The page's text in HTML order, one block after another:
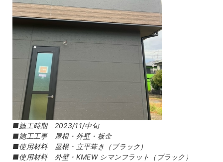
■施工時期 2023/11/中旬
■施工工事 屋根・外壁・板金
■使用材料 屋根・立平葺き（ブラック）
■使用材料 外壁・KMEW シマンフラット（ブラック）